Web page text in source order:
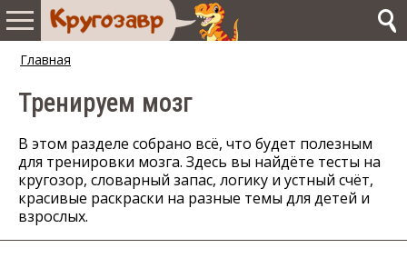
Главная
Тренируем мозг
В этом разделе собрано всё, что будет полезным
для тренировки мозга. Здесь вы найдёте тесты на
кругозор, словарный запас, логику и устный счёт,
красивые раскраски на разные темы для детей и
взрослых.